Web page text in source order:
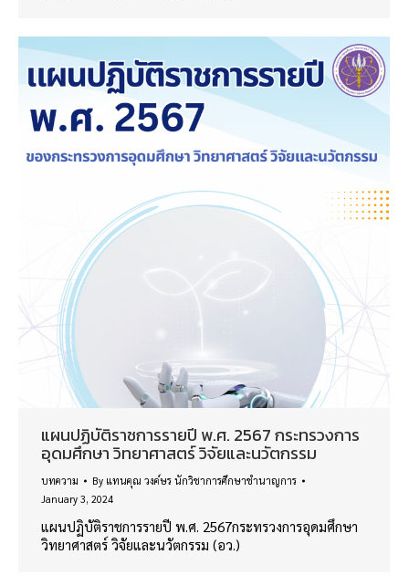
แผนปฏิบัติราชการรายปี พ.ศ. 2567 กระทรวงการ
อุดมศึกษา วิทยาศาสตร์ วิจัยและนวัตกรรม
บทความ By แทนคุณ วงค์ษร นักวิชาการศึกษาชำนาญการ
January 3, 2024
แผนปฏิบัติราชการรายปี พ.ศ. 2567กระทรวงการอุดมศึกษา
วิทยาศาสตร์ วิจัยและนวัตกรรม (อว.)